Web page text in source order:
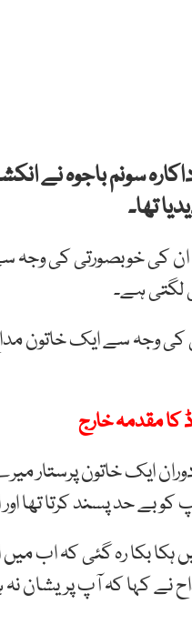
سونم باجوہ
تھا۔
کہ ان کی خوبصورتی کی
لگتی ہے۔
کی وجہ سے ایک خاتون
کا مقدمہ خارج
دوران ایک خاتون
کو بے حد پسند کرتا تھا
میں ہکا بکا رہ گئی کہ
نے کہا کہ آپ پریشان